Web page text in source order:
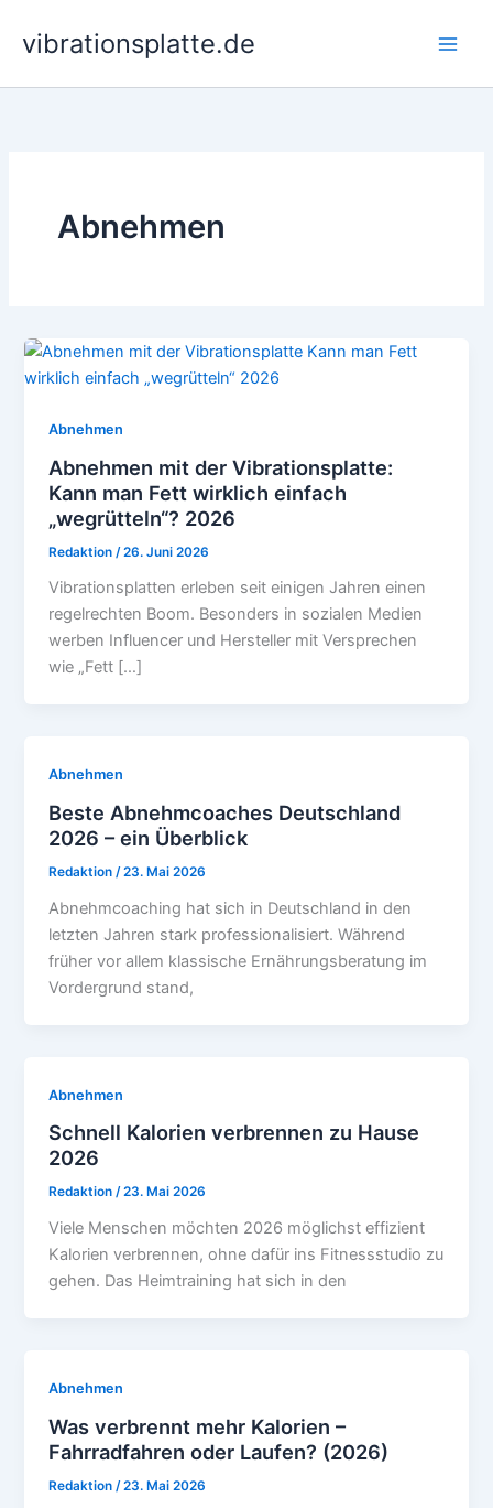
Inhaltvibrationsplatte.de
Abnehmen
Abnehmen
Abnehmen mit der Vibrationsplatte:
Kann man Fett wirklich einfach
„wegrütteln“? 2026
Redaktion /26. Juni 2026
Vibrationsplatten erleben seit einigen Jahren einen
regelrechten Boom. Besonders in sozialen Medien
werben Influencer und Hersteller mit Versprechen
wie „Fett […]
Abnehmen
Beste Abnehmcoaches Deutschland
2026 – ein Überblick
Redaktion/23. Mai 2026
Abnehmcoaching hat sich in Deutschland in den
letzten Jahren stark professionalisiert. Während
früher vor allem klassische Ernährungsberatung im
Vordergrund stand,
Abnehmen
Schnell Kalorien verbrennen zu Hause
2026
Redaktion/23. Mai 2026
Viele Menschen möchten 2026 möglichst effizient
Kalorien verbrennen, ohne dafür ins Fitnessstudio zu
gehen. Das Heimtraining hat sich in den
Abnehmen
Was verbrennt mehr Kalorien –
Fahrradfahren oder Laufen? (2026)
Redaktion /23. Mai 2026